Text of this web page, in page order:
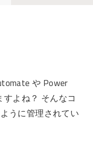
や Power
よね？ そんなコ
うに管理されてい